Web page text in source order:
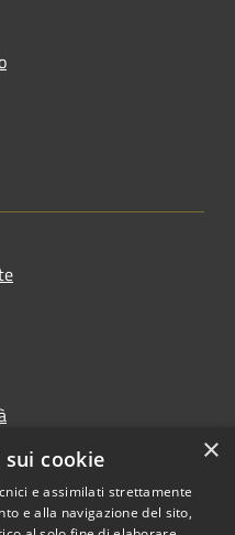
×
cookie
e assimilati strettamente
e alla navigazione del sito,